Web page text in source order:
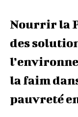
Nourrir la
des
la faim
pauvreté